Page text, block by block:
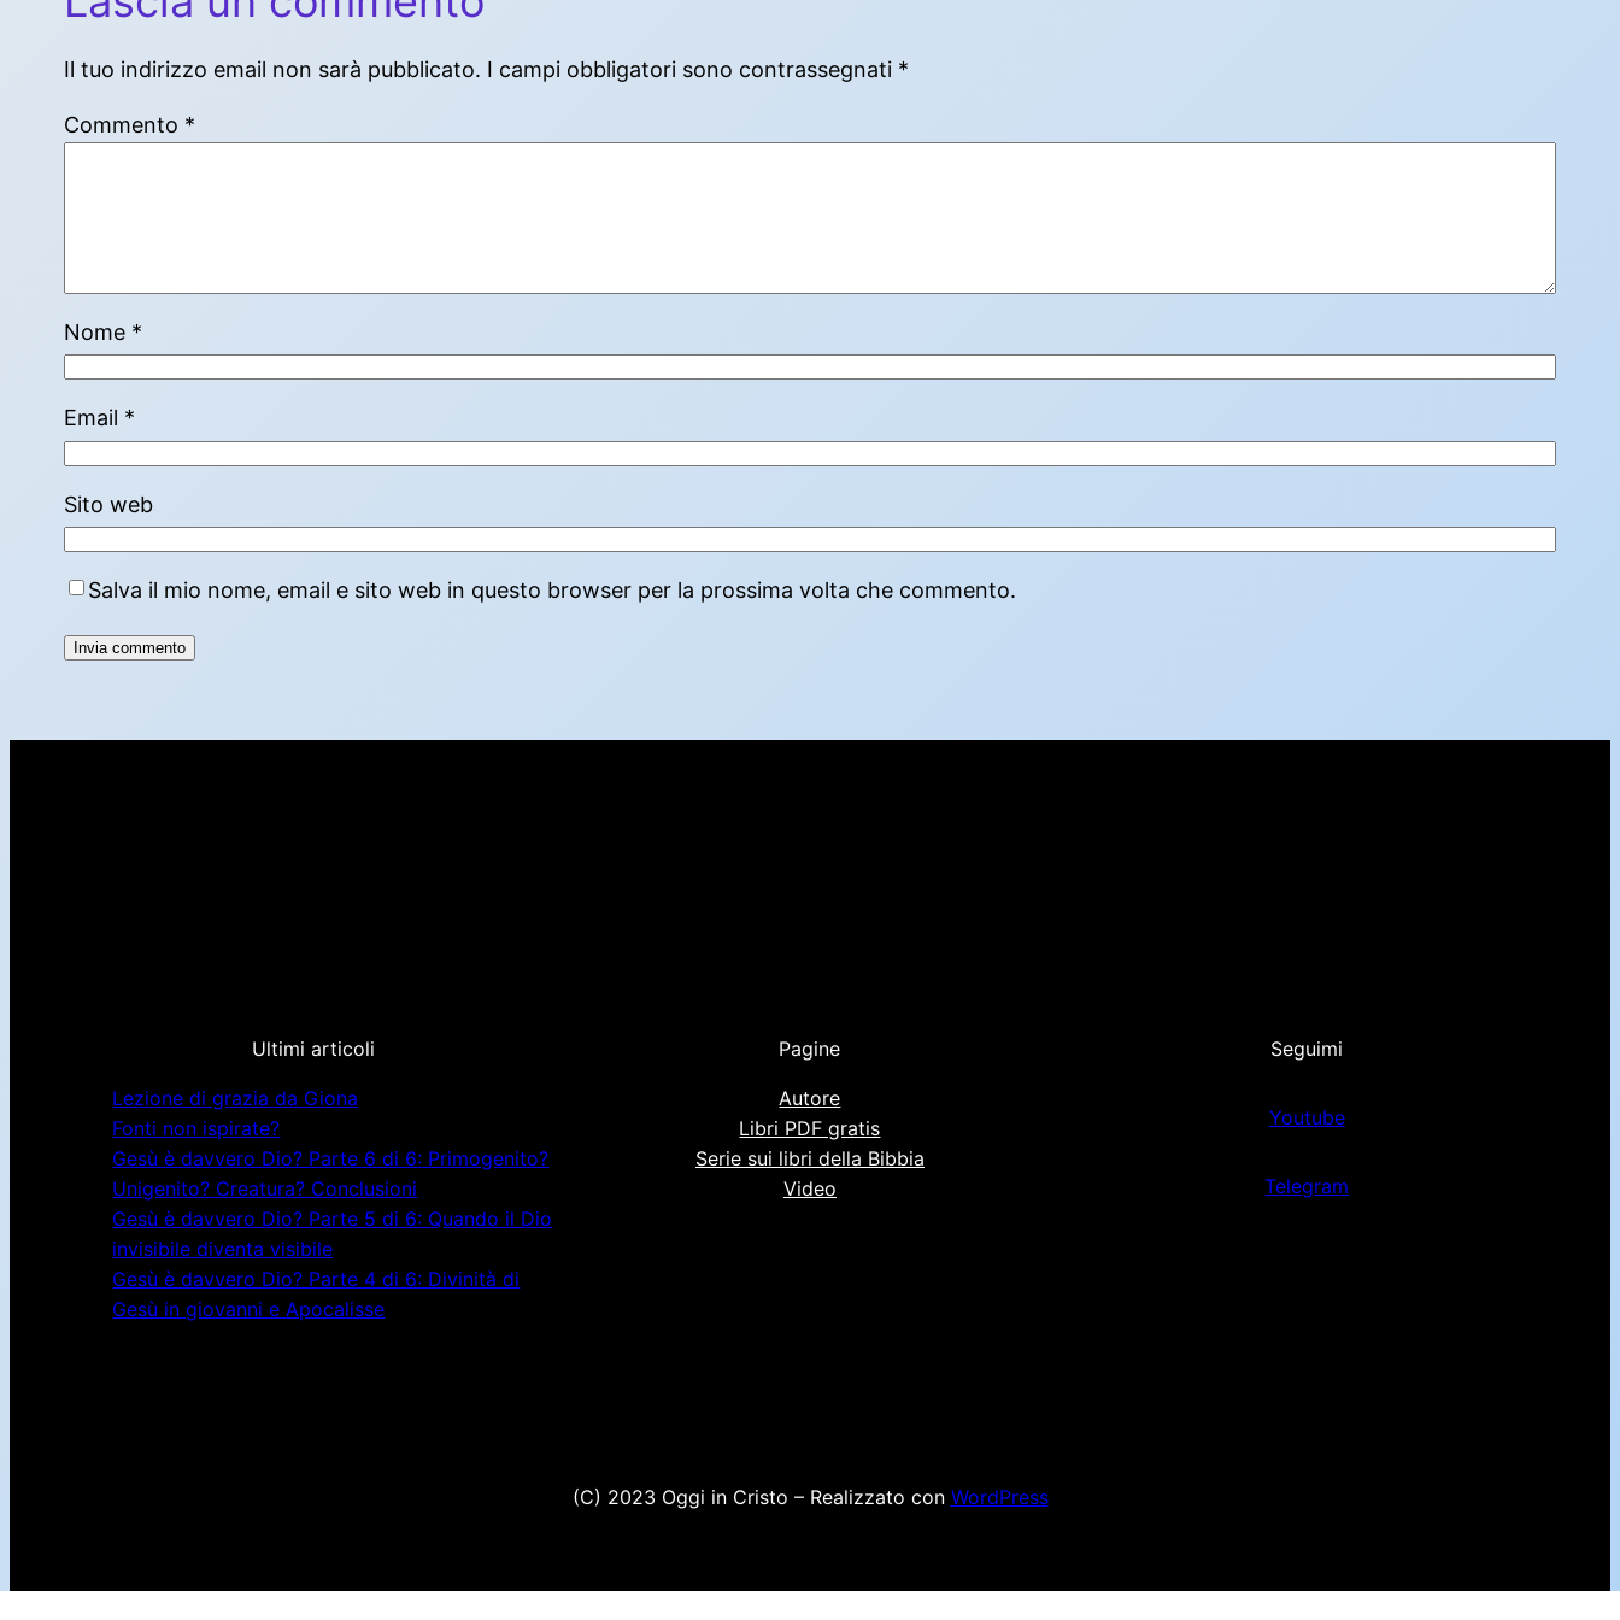
Il tuo indirizzo email non sarà pubblicato. I campi obbligatori sono contrassegnati *
Commento *
Nome *
Email *
Sito web
Salva il mio nome, email e sito web in questo browser per la prossima volta che commento.
Ultimi articoli
Lezione di grazia da Giona
Fonti non ispirate?
Gesù è davvero Dio? Parte 6 di 6: Primogenito?
Unigenito? Creatura? Conclusioni
Gesù è davvero Dio? Parte 5 di 6: Quando il Dio
invisibile diventa visibile
Gesù è davvero Dio? Parte 4 di 6: Divinità di
Gesù in giovanni e Apocalisse
Pagine
Autore
Libri PDF gratis
Serie sui libri della Bibbia
Video
Seguimi
Youtube
Telegram
(C) 2023 Oggi in Cristo – Realizzato con WordPress